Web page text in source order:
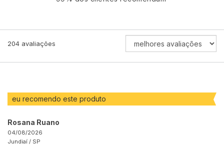
204 avaliações
ORDENAR
AVALIAÇÕES
eu recomendo este produto
Rosana Ruano
04/08/2026
Jundiaí / SP